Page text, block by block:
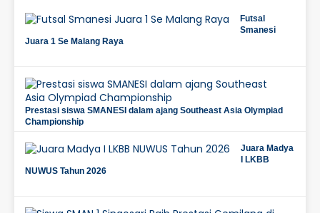
Futsal
Smanesi
Juara 1 Se Malang Raya
Prestasi siswa SMANESI dalam ajang Southeast Asia Olympiad
Championship
Juara Madya
I LKBB
NUWUS Tahun 2026